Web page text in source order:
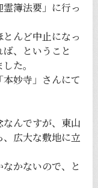
簿法要」に行っ
んど中止になっ
、ということ
た。
妙寺」さんにて
んですが、東山
広大な敷地に立
かないので、と